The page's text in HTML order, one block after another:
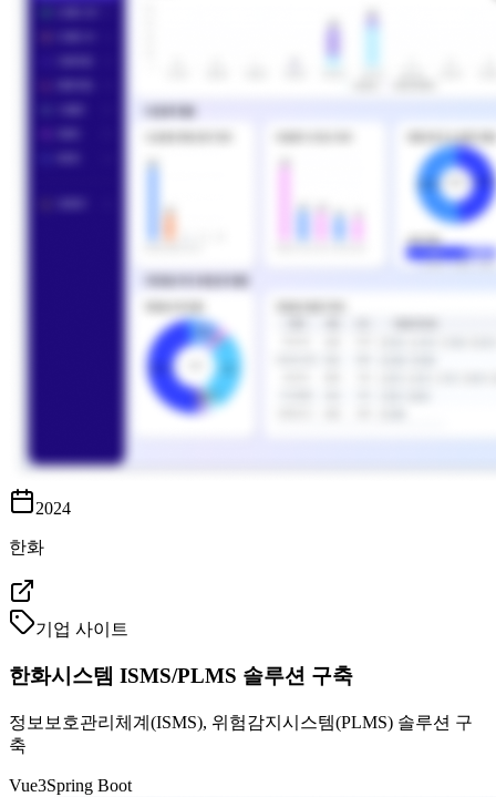
2024
한화
기업 사이트
한화시스템 ISMS/PLMS 솔루션 구축
정보보호관리체계(ISMS), 위험감지시스템(PLMS) 솔루션 구
축
Vue3Spring Boot